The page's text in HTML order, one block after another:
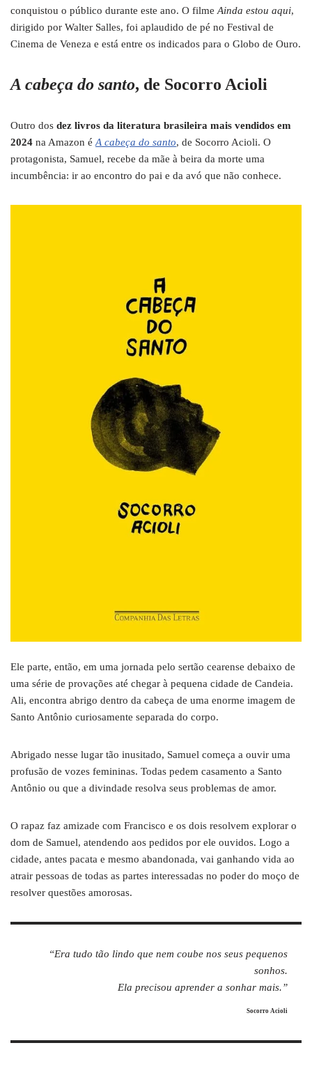
conquistou o público durante este ano. O filme Ainda estou aqui,
dirigido por Walter Salles, foi aplaudido de pé no Festival de
Cinema de Veneza e está entre os indicados para o Globo de Ouro.
A cabeça do santo, de Socorro Acioli
Outro dos dez livros da literatura brasileira mais vendidos em
2024 na Amazon é A cabeça do santo, de Socorro Acioli. O
protagonista, Samuel, recebe da mãe à beira da morte uma
incumbência: ir ao encontro do pai e da avó que não conhece.
Ele parte, então, em uma jornada pelo sertão cearense debaixo de
uma série de provações até chegar à pequena cidade de Candeia.
Ali, encontra abrigo dentro da cabeça de uma enorme imagem de
Santo Antônio curiosamente separada do corpo.
Abrigado nesse lugar tão inusitado, Samuel começa a ouvir uma
profusão de vozes femininas. Todas pedem casamento a Santo
Antônio ou que a divindade resolva seus problemas de amor.
O rapaz faz amizade com Francisco e os dois resolvem explorar o
dom de Samuel, atendendo aos pedidos por ele ouvidos. Logo a
cidade, antes pacata e mesmo abandonada, vai ganhando vida ao
atrair pessoas de todas as partes interessadas no poder do moço de
resolver questões amorosas.
“Era tudo tão lindo que nem coube nos seus pequenos
sonhos.
Ela precisou aprender a sonhar mais.”
Socorro Acioli